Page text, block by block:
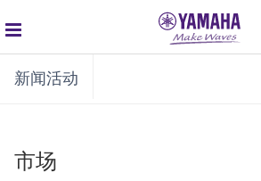
global
navigation
新闻活动
市场